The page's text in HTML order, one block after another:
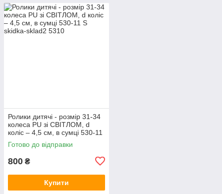
Ролики дитячі - розмір 31-34
колеса PU зі СВІТЛОМ, d
коліс – 4,5 см, в сумці 530-11
S
Готово до відправки
800 ₴
Купити